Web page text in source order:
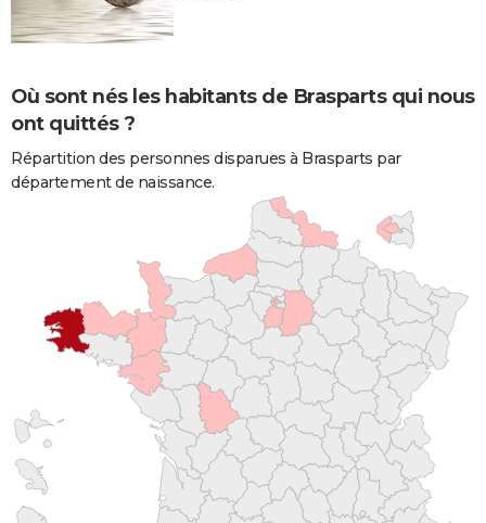
Où sont nés les habitants de Brasparts qui nous
ont quittés ?
Répartition des personnes disparues à Brasparts par
département de naissance.